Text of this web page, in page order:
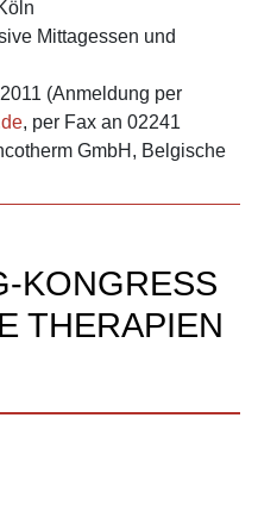
Mittagessen und
(Anmeldung per
, per Fax an 02241
GmbH, Belgische
KONGRESS
THERAPIEN